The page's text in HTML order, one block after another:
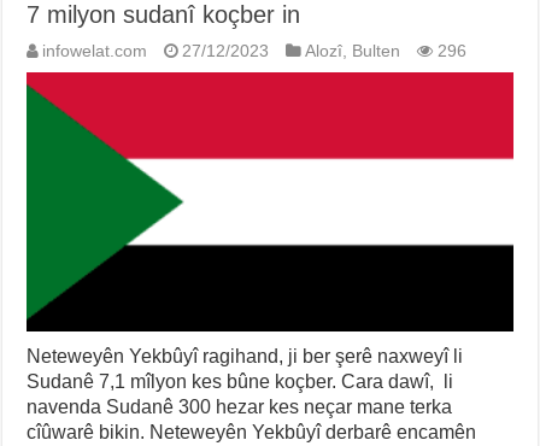
7 milyon sudanî koçber in
infowelat.com 27/12/2023 Alozî, Bulten 296
Neteweyên Yekbûyî ragihand, ji ber şerê naxweyî li
Sudanê 7,1 mîlyon kes bûne koçber. Cara dawî, li
navenda Sudanê 300 hezar kes neçar mane terka
cîûwarê bikin. Neteweyên Yekbûyî derbarê encamên